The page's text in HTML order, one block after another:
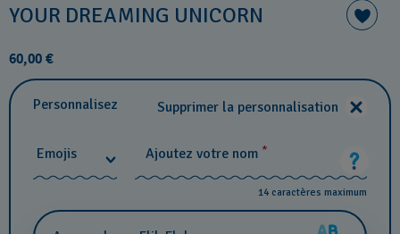
YOUR DREAMING UNICORN
60,00 €
Personnalisez Supprimer la personnalisation
Emojis Ajoutez votre nom *
14 caractères maximum